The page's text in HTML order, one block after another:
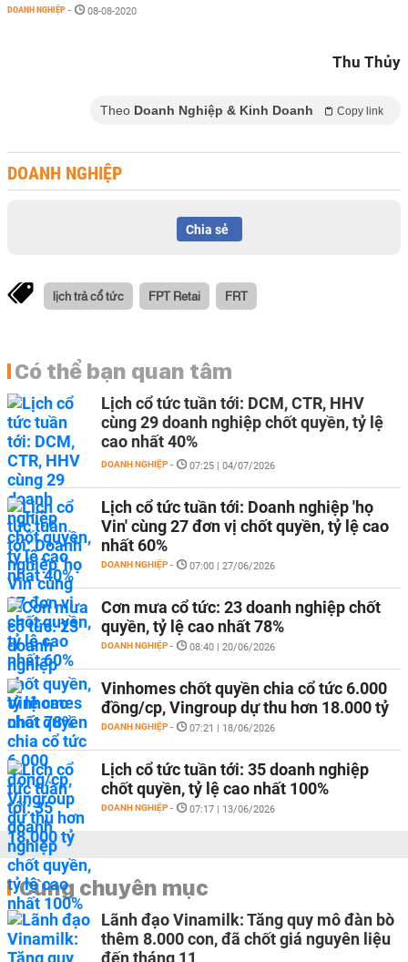
DOANH NGHIỆP - 08-08-2020
Thu Thủy
Theo Doanh Nghiệp & Kinh Doanh Copy link
DOANH NGHIỆP
Chia sẻ
lịch trả cổ tức FPT Retai FRT
Có thể bạn quan tâm
Lịch cổ tức tuần tới: DCM, CTR, HHV
cùng 29 doanh nghiệp chốt quyền, tỷ lệ
cao nhất 40%
DOANH NGHIỆP - 07:25 | 04/07/2026
Lịch cổ tức tuần tới: Doanh nghiệp 'họ
Vin' cùng 27 đơn vị chốt quyền, tỷ lệ cao
nhất 60%
DOANH NGHIỆP - 07:00 | 27/06/2026
Cơn mưa cổ tức: 23 doanh nghiệp chốt
quyền, tỷ lệ cao nhất 78%
DOANH NGHIỆP - 08:40 | 20/06/2026
Vinhomes chốt quyền chia cổ tức 6.000
đồng/cp, Vingroup dự thu hơn 18.000 tỷ
DOANH NGHIỆP - 07:21 | 18/06/2026
Lịch cổ tức tuần tới: 35 doanh nghiệp
chốt quyền, tỷ lệ cao nhất 100%
DOANH NGHIỆP - 07:17 | 13/06/2026
Cùng chuyên mục
Lãnh đạo Vinamilk: Tăng quy mô đàn bò
thêm 8.000 con, đã chốt giá nguyên liệu
đến tháng 11